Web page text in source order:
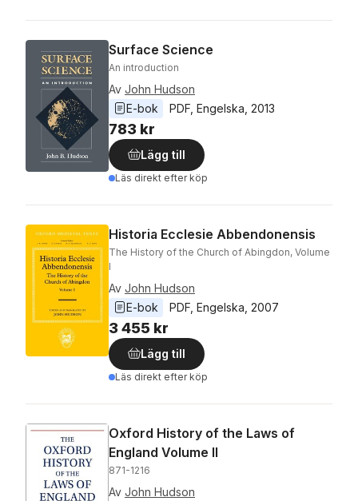
Surface Science
An introduction
Av John Hudson
E-bok
PDF Engelska 2013
783 kr
Lägg till
Läs direkt efter köp
Historia Ecclesie Abbendonensis
The History of the Church of Abingdon, Volume
I
Av John Hudson
E-bok
PDF Engelska 2007
3 455 kr
Lägg till
Läs direkt efter köp
Oxford History of the Laws of
England Volume II
871-1216
Av John Hudson